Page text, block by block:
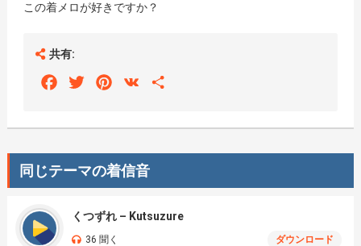
この着メロが好きですか？
共有:
FacebookTwitterPinterest
VK
同じテーマの着信音
くつずれ – Kutsuzure
36 聞く ダウンロード